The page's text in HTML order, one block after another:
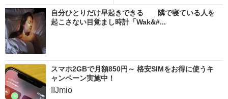
自分ひとりだけ早起きできる 隣で寝ている人を
起こさない目覚まし時計「Wak&#...
スマホ2GBで月額850円～ 格安SIMをお得に使うキ
ャンペーン実施中！
IIJmio